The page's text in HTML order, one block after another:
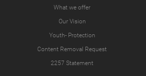
What we offer
Our Vision
Youth- Protection
Content Removal Request
2257 Statement